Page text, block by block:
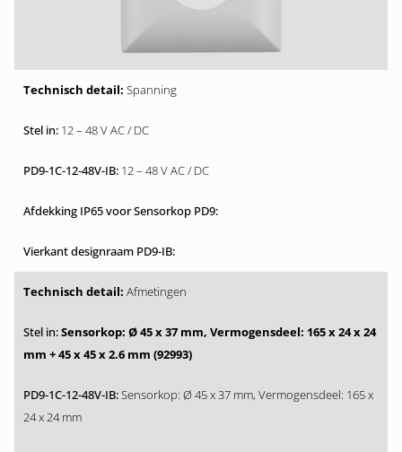
Spanning
12 – 48 V AC / DC
12 – 48 V AC / DC
Afmetingen
Sensorkop: Ø 45 x 37 mm, Vermogensdeel: 165 x 24 x 24
mm + 45 x 45 x 2.6 mm (92993)
Sensorkop: Ø 45 x 37 mm, Vermogensdeel: 165 x
24 x 24 mm